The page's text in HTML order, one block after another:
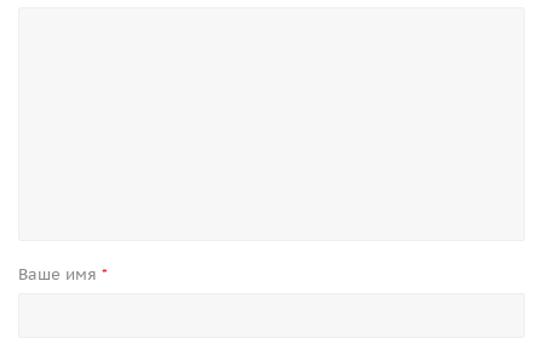
Ваше имя *